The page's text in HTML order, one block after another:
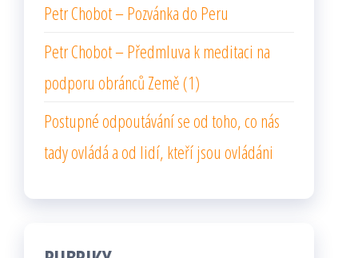
Petr Chobot – Pozvánka do Peru
Petr Chobot – Předmluva k meditaci na
podporu obránců Země (1)
Postupné odpoutávání se od toho, co nás
tady ovládá a od lidí, kteří jsou ovládáni